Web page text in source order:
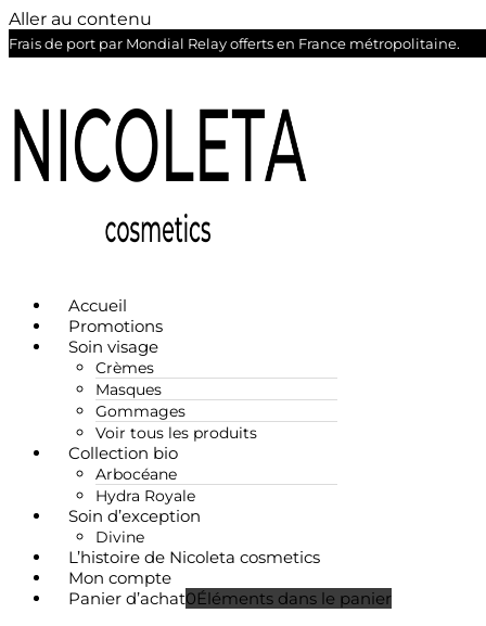
Aller au contenu
Frais de port par Mondial Relay offerts en France métropolitaine.
Accueil
Promotions
Soin visage
Crèmes
Masques
Gommages
Voir tous les produits
Collection bio
Arbocéane
Hydra Royale
Soin d’exception
Divine
L’histoire de Nicoleta cosmetics
Mon compte
Panier d’achat0Éléments dans le panier